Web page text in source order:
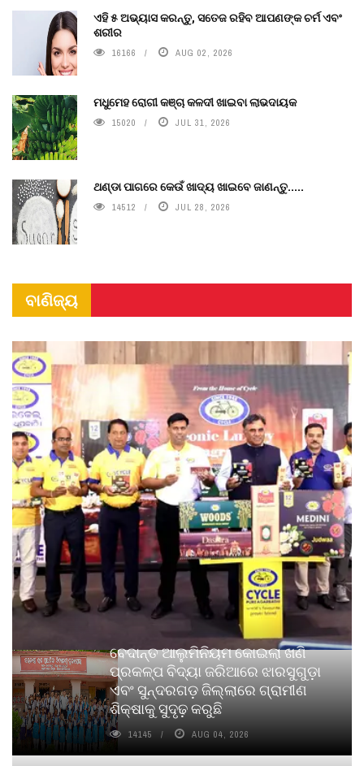
ଏହି ୫ ଅଭ୍ୟାସ କରନ୍ତୁ, ସତେଜ ରହିବ ଆପଣଙ୍କ ଚର୍ମ ଏବଂ
ଶରୀର
16166 AUG 02, 2026
ମଧୁମେହ ରୋଗୀ କଞ୍ଚା କଳଦୀ ଖାଇବା ଲାଭଦାୟକ
15020 JUL 31, 2026
ଥଣ୍ଡା ପାଗରେ କେଉଁ ଖାଦ୍ୟ ଖାଇବେ ଜାଣନ୍ତୁ.....
14512 JUL 28, 2026
ବାଣିଜ୍ୟ
ବେଦାନ୍ତ ଆଲୁମିନିୟମ କୋଇଲା ଖଣି
ପ୍ରକଳ୍ପ ବିଦ୍ୟା ଜରିଆରେ ଝାରସୁଗୁଡ଼ା
ଏବଂ ସୁନ୍ଦରଗଡ଼ ଜିଲ୍ଲାରେ ଗ୍ରାମୀଣ
ଶିକ୍ଷାକୁ ସୁଦୃଢ଼ କରୁଛି
14145 AUG 04, 2026